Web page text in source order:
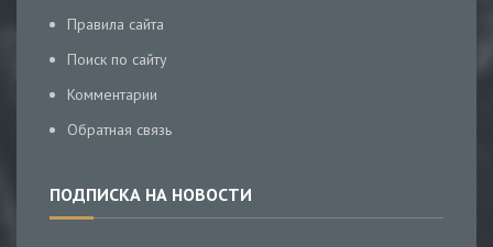
Правила сайта
Поиск по сайту
Комментарии
Обратная связь
ПОДПИСКА НА НОВОСТИ